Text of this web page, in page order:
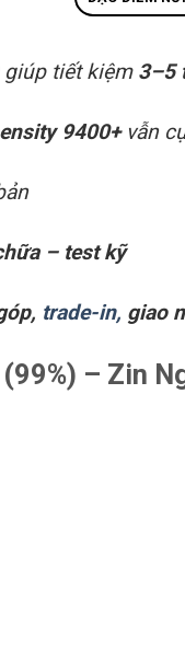
giúp tiết kiệm 3–5
9400+vẫn
– test kỹ
trade-in, giao
– Zin